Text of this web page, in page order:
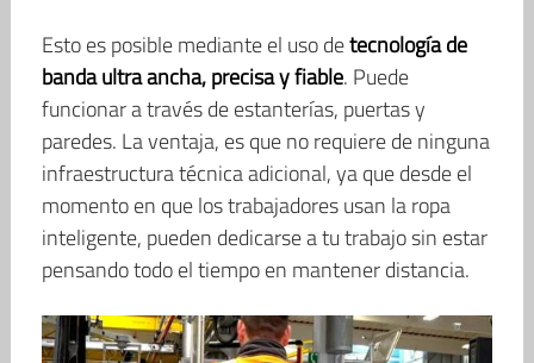
Esto es posible mediante el uso detecnología de
banda ultra ancha, precisa y fiable. Puede
funcionar a través de estanterías, puertas y
paredes. La ventaja, es que no requiere de ninguna
infraestructura técnica adicional, ya que desde el
momento en que los trabajadores usan la ropa
inteligente, pueden dedicarse a tu trabajo sin estar
pensando todo el tiempo en mantener distancia.